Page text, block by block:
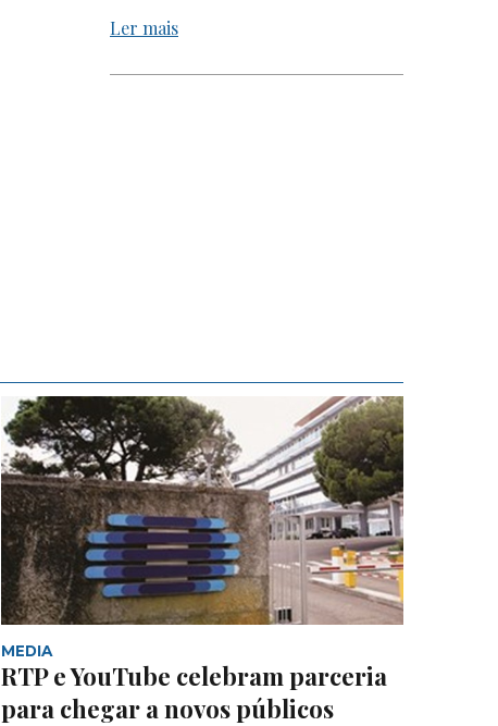
Ler mais
MEDIA
RTP e YouTube celebram parceria
para chegar a novos públicos